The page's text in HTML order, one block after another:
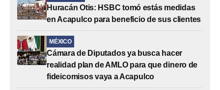
Huracán Otis: HSBC tomó estás medidas
en Acapulco para beneficio de sus clientes
MÉXICO
Cámara de Diputados ya busca hacer
realidad plan de AMLO para que dinero de
fideicomisos vaya a Acapulco